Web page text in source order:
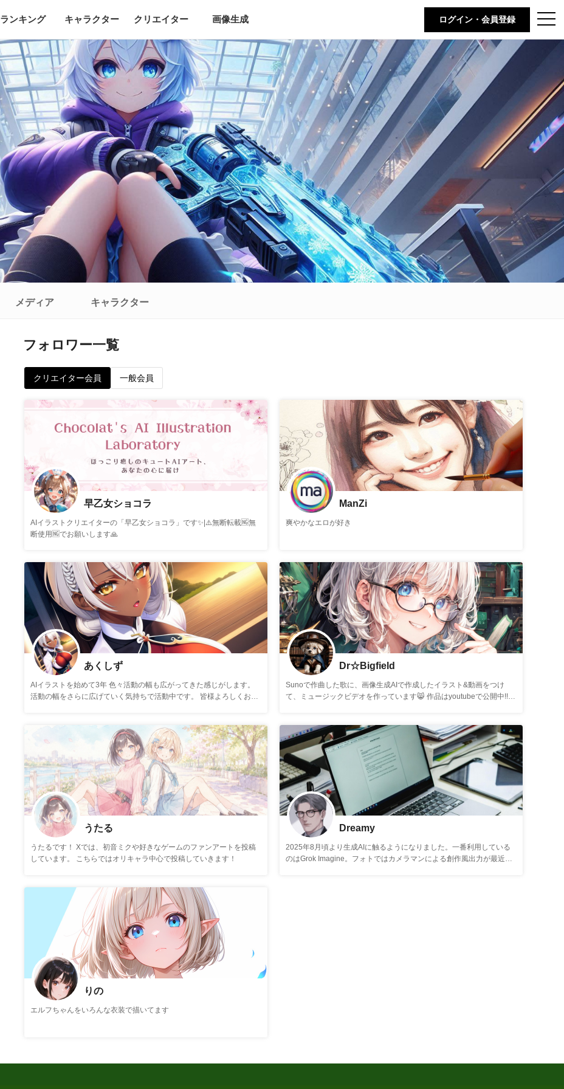
t
o
v
i
g
t
i
o
ランキング キャラクター クリエイター 画像生成 ログイン・会員登録
メディア キャラクター
フォロワー一覧
クリエイター会員 一般会員
早乙女ショコラ
AIイラストクリエイターの「早乙女ショコラ」です✨|⚠️無断転載🆖無
断使用🆖でお願いします🙏
ManZi
爽やかなエロが好き
あくしず
AIイラストを始めて3年 色々活動の幅も広がってきた感じがします。
活動の幅をさらに広げていく気持ちで活動中です。 皆様よろしくお願
Dr☆Bigfield
Sunoで作曲した歌に、画像生成AIで作成したイラスト&動画をつけ
て、ミュージックビデオを作っています😸 作品はyoutubeで公開中!!⤵⤵
うたる
うたるです！ Xでは、初音ミクや好きなゲームのファンアートを投稿
しています。 こちらではオリキャラ中心で投稿していきます！
Dreamy
2025年8月頃より生成AIに触るようになりました。一番利用している
のはGrok Imagine。フォトではカメラマンによる創作風出力が最近の
りの
エルフちゃんをいろんな衣装で描いてます